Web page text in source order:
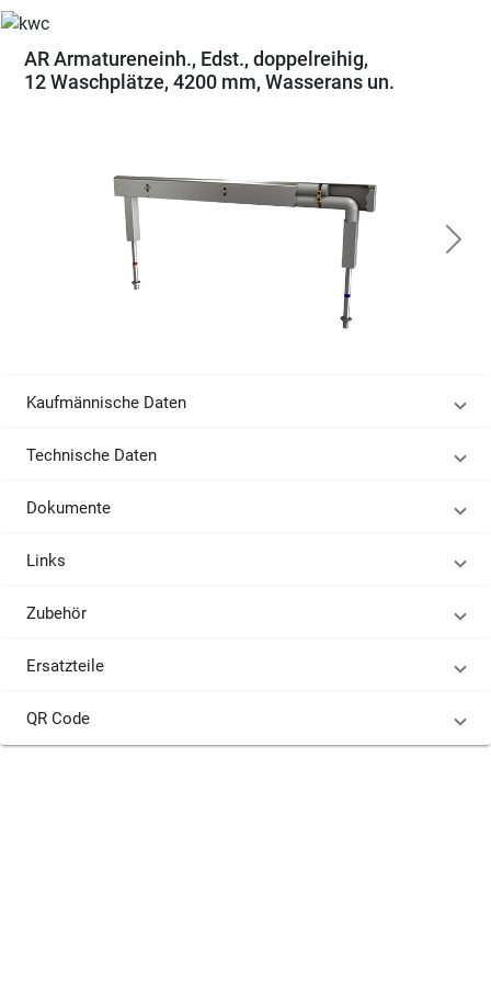
AR Armatureneinh., Edst., doppelreihig,
12 Waschplätze, 4200 mm, Wasserans un.
Kaufmännische Daten
Technische Daten
Dokumente
Links
Zubehör
Ersatzteile
QR Code